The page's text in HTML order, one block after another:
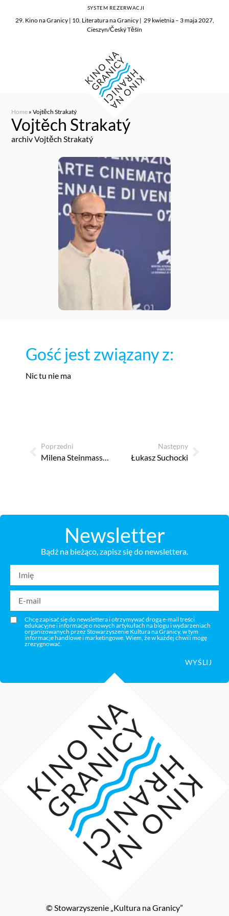
29. Kino na Granicy | 10. Literatura na Granicy | 29 kwietnia – 3 maja 2027,
Cieszyn/Český Těšín
SYSTEM REZERWACJI
Home »Vojtěch Strakatý
Vojtěch Strakatý
archiv Vojtěch Strakatý
Gość jest związany z:
Nic tu nie ma
Poprzedni
Milena Steinmasslová
Następny
Łukasz Suchocki
Newsletter
Bądź na bieżąco, zapisz się do newslettera.
Chcę zapisać się do newslettera i otrzymywać drogą e-mail treści
edukacyjne i informacje o nowych artykułach na blogu i wydarzeniach
organizowanych przez Stowarzyszenie Kultura na Granicy, w tym
informacje handlowe i marketingowe. Wiem, że w każdej chwili mogę
zrezygnować.
WYŚLIJ
© Stowarzyszenie „Kultura na Granicy”